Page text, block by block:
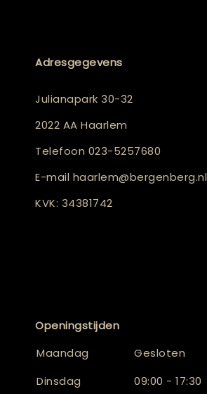
Adresgegevens
Julianapark 30-32
2022 AA Haarlem
Telefoon 023-5257680
E-mail haarlem@bergenberg.nl
KVK: 34381742
Openingstijden
Maandag
Gesloten
Dinsdag
09:00 - 17:30